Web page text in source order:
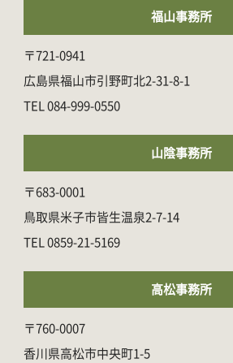
福山事務所
〒721-0941
広島県福山市引野町北2-31-8-1
084-999-0550
山陰事務所
〒683-0001
鳥取県米子市皆生温泉2-7-14
0859-21-5169
高松事務所
〒760-0007
香川県高松市中央町1-5